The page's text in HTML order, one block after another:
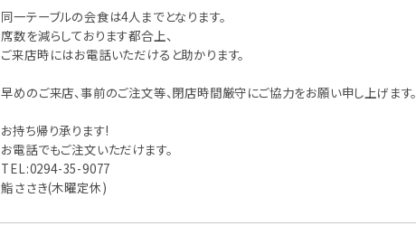
同一テーブルの会食は4人までとなります。
席数を減らしております都合上、
ご来店時にはお電話いただけると助かります。
早めのご来店、事前のご注文等、閉店時間厳守にご協力をお願い申し上げます。
お持ち帰り承ります!
お電話でもご注文いただけます。
TEL:0294-35-9077
鮨ささき(木曜定休)